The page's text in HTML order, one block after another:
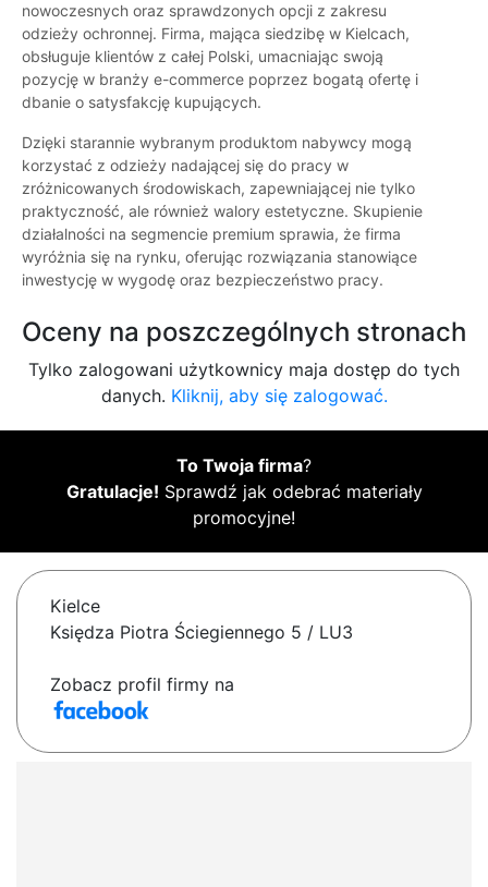
nowoczesnych oraz sprawdzonych opcji z zakresu
odzieży ochronnej. Firma, mająca siedzibę w Kielcach,
obsługuje klientów z całej Polski, umacniając swoją
pozycję w branży e-commerce poprzez bogatą ofertę i
dbanie o satysfakcję kupujących.
Dzięki starannie wybranym produktom nabywcy mogą
korzystać z odzieży nadającej się do pracy w
zróżnicowanych środowiskach, zapewniającej nie tylko
praktyczność, ale również walory estetyczne. Skupienie
działalności na segmencie premium sprawia, że firma
wyróżnia się na rynku, oferując rozwiązania stanowiące
inwestycję w wygodę oraz bezpieczeństwo pracy.
Oceny na poszczególnych stronach
Tylko zalogowani użytkownicy maja dostęp do tych
danych. Kliknij, aby się zalogować.
To Twoja firma?
Gratulacje! Sprawdź jak odebrać materiały
promocyjne!
Kielce
Księdza Piotra Ściegiennego 5 / LU3
Zobacz profil firmy na